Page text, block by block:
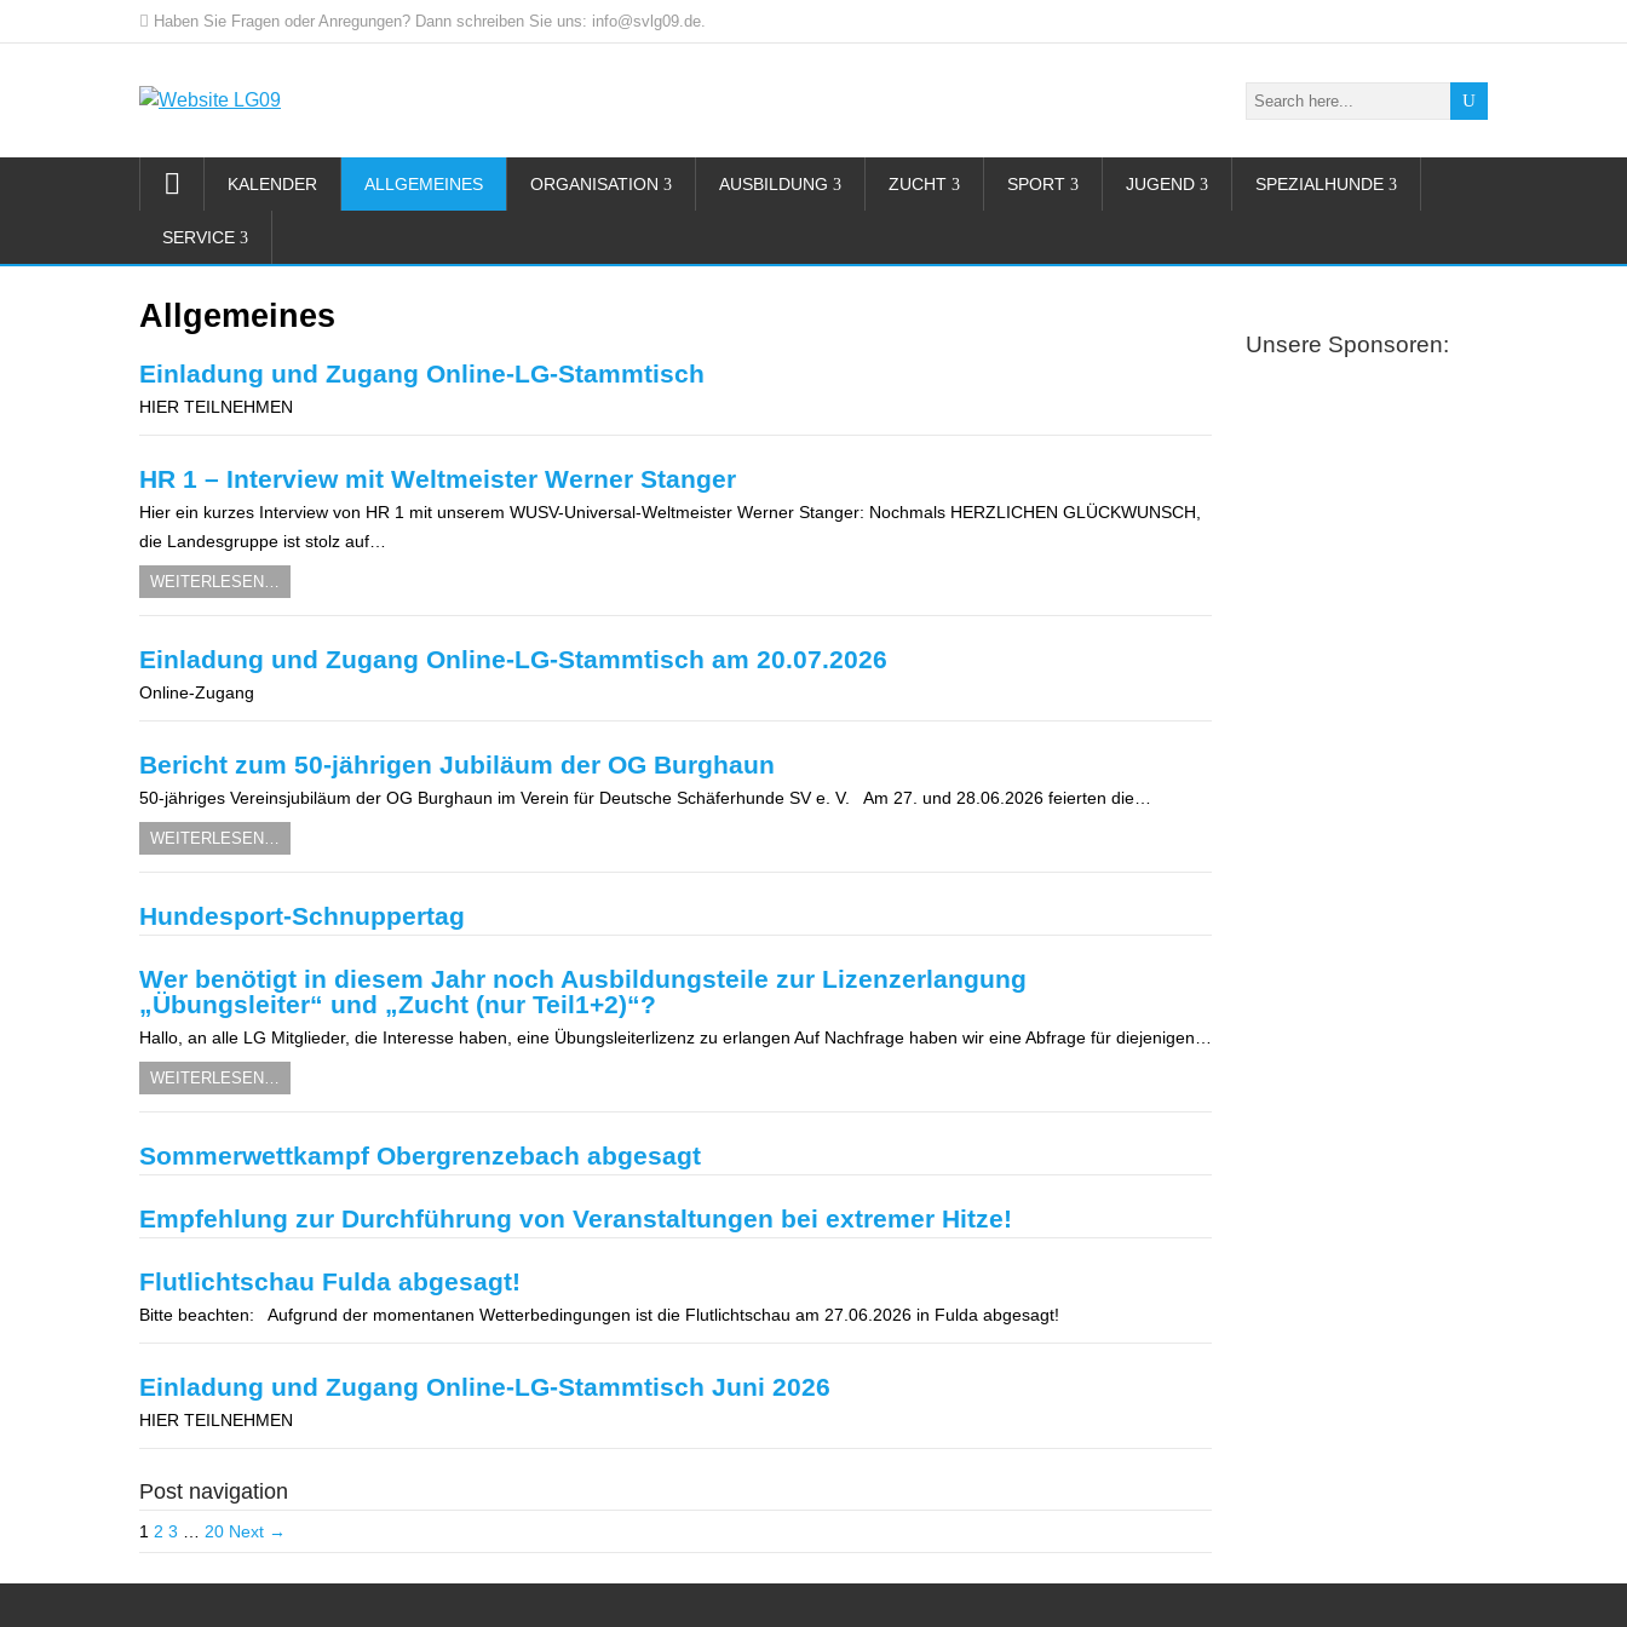
Haben Sie Fragen oder Anregungen? Dann schreiben Sie uns: info@svlg09.de.
KALENDER ALLGEMEINES ORGANISATION AUSBILDUNG ZUCHT SPORT JUGEND SPEZIALHUNDE
SERVICE
Allgemeines
Einladung und Zugang Online-LG-Stammtisch
HIER TEILNEHMEN
HR 1 – Interview mit Weltmeister Werner Stanger
Hier ein kurzes Interview von HR 1 mit unserem WUSV-Universal-Weltmeister Werner Stanger: Nochmals HERZLICHEN GLÜCKWUNSCH,
die Landesgruppe ist stolz auf…
WEITERLESEN…
Einladung und Zugang Online-LG-Stammtisch am 20.07.2026
Online-Zugang
Bericht zum 50-jährigen Jubiläum der OG Burghaun
50-jähriges Vereinsjubiläum der OG Burghaun im Verein für Deutsche Schäferhunde SV e. V. Am 27. und 28.06.2026 feierten die…
WEITERLESEN…
Hundesport-Schnuppertag
Wer benötigt in diesem Jahr noch Ausbildungsteile zur Lizenzerlangung
„Übungsleiter“ und „Zucht (nur Teil1+2)“?
Hallo, an alle LG Mitglieder, die Interesse haben, eine Übungsleiterlizenz zu erlangen Auf Nachfrage haben wir eine Abfrage für diejenigen…
WEITERLESEN…
Sommerwettkampf Obergrenzebach abgesagt
Empfehlung zur Durchführung von Veranstaltungen bei extremer Hitze!
Flutlichtschau Fulda abgesagt!
Bitte beachten: Aufgrund der momentanen Wetterbedingungen ist die Flutlichtschau am 27.06.2026 in Fulda abgesagt!
Einladung und Zugang Online-LG-Stammtisch Juni 2026
HIER TEILNEHMEN
Post navigation
1 2 3 20 Next →
Unsere Sponsoren: